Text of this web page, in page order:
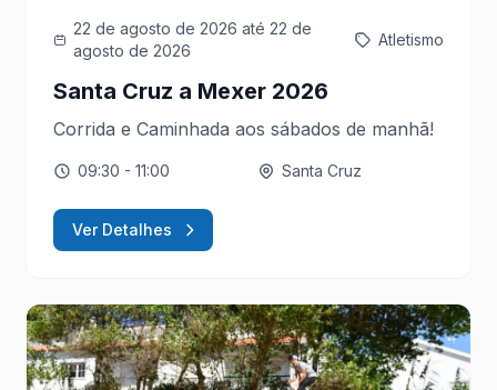
22 de agosto de 2026 até 22 de
agosto de 2026
Atletismo
Santa Cruz a Mexer 2026
Corrida e Caminhada aos sábados de manhã!
09:30 - 11:00 Santa Cruz
Ver Detalhes